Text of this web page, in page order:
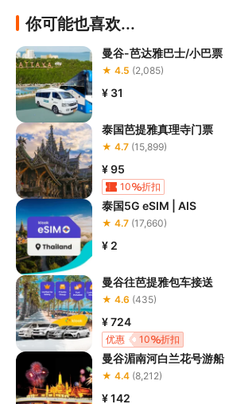
你可能也喜欢...
曼谷-芭达雅巴士/小巴票
★ 4.5 (2,085)
¥ 31
泰国芭提雅真理寺门票
★ 4.7 (15,899)
¥ 95
10 折扣
泰国5G eSIM | AIS
★ 4.7 (17,660)
¥ 2
曼谷往芭提雅包车接送
★ 4.6 (435)
¥ 724
10 折扣
优惠
曼谷湄南河白兰花号游船
★ 4.4 (8,212)
¥ 142